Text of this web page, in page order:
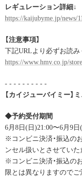
レギュレーション詳細↓
https://kaijubyme.jp/news/
【注意事項】
下記URLより必ずお読み
https://www.hmv.co.jp/
- - - - - - - - - -
【カイジューバイミー】
◆予約受付期間
6月8日(日)21:00〜6月9日
※コンビニ決済・振込の
ンセル扱いとさせていた
※コンビニ決済・振込の
限とは異なりますので